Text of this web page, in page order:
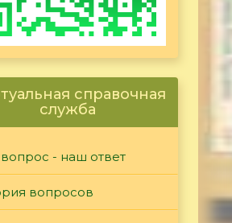
справочная
служба
- наш ответ
вопросов